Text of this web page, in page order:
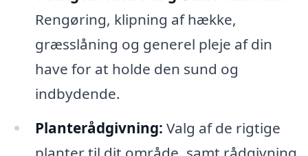
Rengøring, klipning af hække,
græsslåning og generel pleje af din
have for at holde den sund og
indbydende.
Planterådgivning: Valg af de rigtige